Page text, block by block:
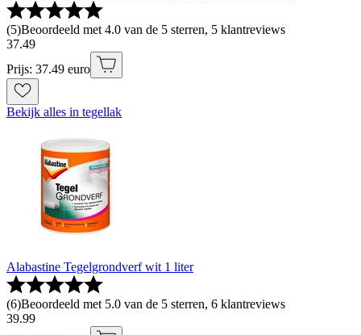
(5)Beoordeeld met 4.0 van de 5 sterren, 5 klantreviews
37.49
Prijs: 37.49 euro
Bekijk alles in tegellak
Alabastine Tegelgrondverf wit 1 liter
(6)Beoordeeld met 5.0 van de 5 sterren, 6 klantreviews
39.99